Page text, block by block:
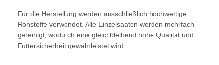
Für die Herstellung werden ausschließlich hochwertige
Rohstoffe verwendet. Alle Einzelsaaten werden mehrfach
gereinigt, wodurch eine gleichbleibend hohe Qualität und
Futtersicherheit gewährleistet wird.